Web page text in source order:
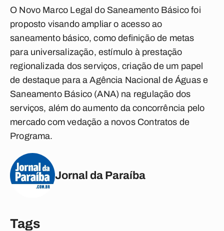
O Novo Marco Legal do Saneamento Básico foi
proposto visando ampliar o acesso ao
saneamento básico, como definição de metas
para universalização, estímulo à prestação
regionalizada dos serviços, criação de um papel
de destaque para a Agência Nacional de Águas e
Saneamento Básico (ANA) na regulação dos
serviços, além do aumento da concorrência pelo
mercado com vedação a novos Contratos de
Programa.
Jornal da Paraíba
Tags